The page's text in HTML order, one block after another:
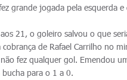
grande jogada pela esquerda
21, o goleiro salvou o que
cobrança de Rafael Carrilho no
fez qualquer gol. Emendou
para o 1 a 0.